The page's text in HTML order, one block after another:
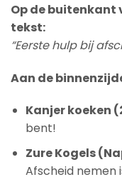
Op de
tekst:
“Eerste hulp bij
Aan de
Kanjer koeken
bent!
Zure Kogels
Afscheid nemen